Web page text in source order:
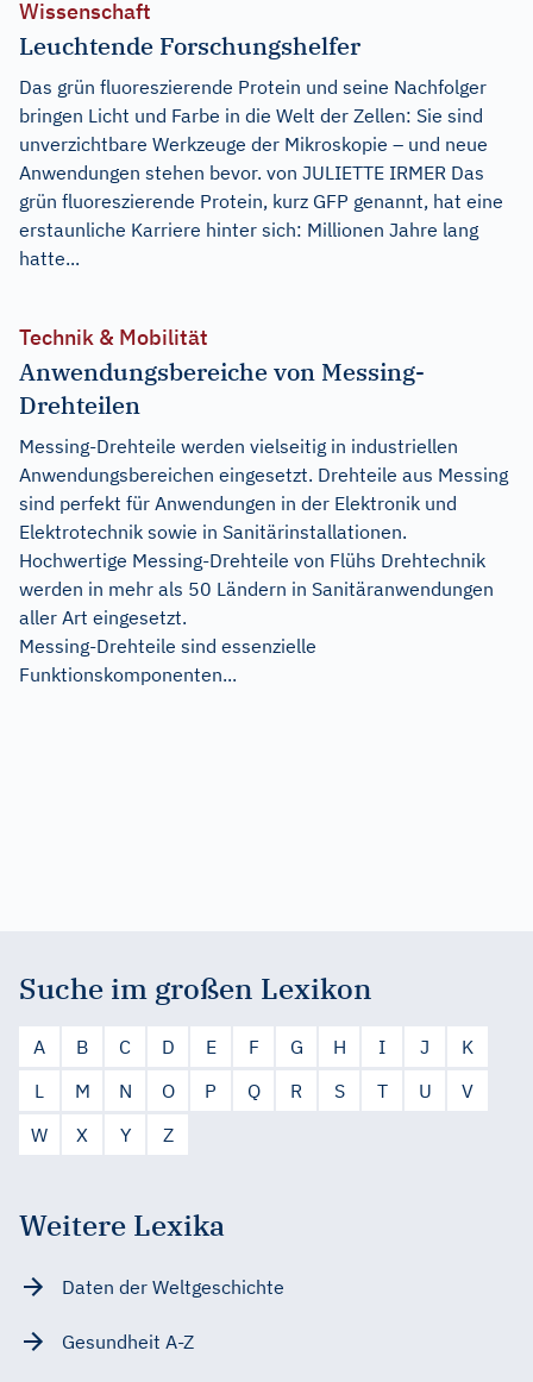
Wissenschaft
Leuchtende Forschungshelfer
Das grün fluoreszierende Protein und seine Nachfolger
bringen Licht und Farbe in die Welt der Zellen: Sie sind
unverzichtbare Werkzeuge der Mikroskopie – und neue
Anwendungen stehen bevor. von JULIETTE IRMER Das
grün fluoreszierende Protein, kurz GFP genannt, hat eine
erstaunliche Karriere hinter sich: Millionen Jahre lang
hatte...
Technik & Mobilität
Anwendungsbereiche von Messing-
Drehteilen
Messing-Drehteile werden vielseitig in industriellen
Anwendungsbereichen eingesetzt. Drehteile aus Messing
sind perfekt für Anwendungen in der Elektronik und
Elektrotechnik sowie in Sanitärinstallationen.
Hochwertige Messing-Drehteile von Flühs Drehtechnik
werden in mehr als 50 Ländern in Sanitäranwendungen
aller Art eingesetzt.
Messing-Drehteile sind essenzielle
Funktionskomponenten...
Suche im großen Lexikon
A B C D E F G H I J
K
L
M N O P Q R S T U
V
W
X Y Z
Weitere Lexika
Daten der Weltgeschichte
Gesundheit A-Z